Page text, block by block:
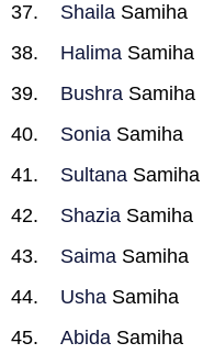
Shaila Samiha
Halima Samiha
Bushra Samiha
Sonia Samiha
Sultana Samiha
Shazia Samiha
Saima Samiha
Usha Samiha
Abida Samiha